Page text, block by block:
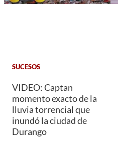
SUCESOS
VIDEO: Captan
momento exacto de la
lluvia torrencial que
inundó la ciudad de
Durango